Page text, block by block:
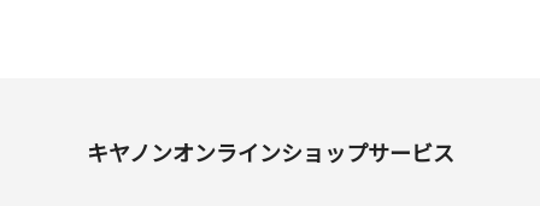
キヤノンオンラインショップサービス